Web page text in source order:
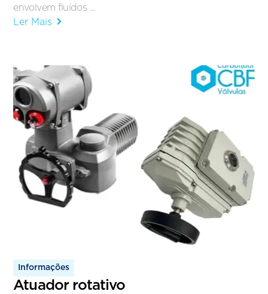
envolvem fluídos ...
Ler Mais
Informações
Atuador rotativo